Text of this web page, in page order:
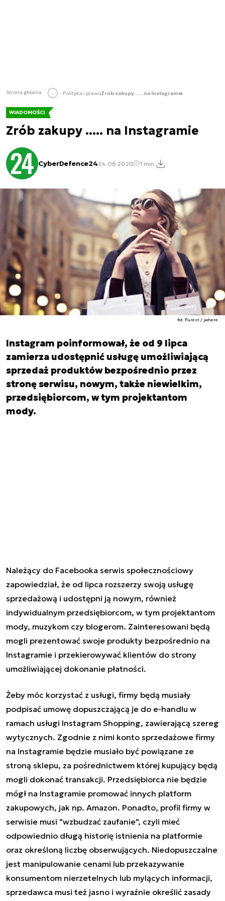
Strona główna Polityka i prawoZrób zakupy ..... na Instagramie
WIADOMOŚCI
Zrób zakupy ..... na Instagramie
CyberDefence2424.06.2020 1 min.
fot. Purest / pxhere
Instagram poinformował, że od 9 lipca
zamierza udostępnić usługę umożliwiającą
sprzedaż produktów bezpośrednio przez
stronę serwisu, nowym, także niewielkim,
przedsiębiorcom, w tym projektantom
mody.
Należący do Facebooka serwis społecznościowy
zapowiedział, że od lipca rozszerzy swoją usługę
sprzedażową i udostępni ją nowym, również
indywidualnym przedsiębiorcom, w tym projektantom
mody, muzykom czy blogerom. Zainteresowani będą
mogli prezentować swoje produkty bezpośrednio na
Instagramie i przekierowywać klientów do strony
umożliwiającej dokonanie płatności.
Żeby móc korzystać z usługi, firmy będą musiały
podpisać umowę dopuszczającą je do e-handlu w
ramach usługi Instagram Shopping, zawierającą szereg
wytycznych. Zgodnie z nimi konto sprzedażowe firmy
na Instagramie będzie musiało być powiązane ze
stroną sklepu, za pośrednictwem której kupujący będą
mogli dokonać transakcji. Przedsiębiorca nie będzie
mógł na Instagramie promować innych platform
zakupowych, jak np. Amazon. Ponadto, profil firmy w
serwisie musi "wzbudzać zaufanie", czyli mieć
odpowiednio długą historię istnienia na platformie
oraz określoną liczbę obserwujących. Niedopuszczalne
jest manipulowanie cenami lub przekazywanie
konsumentom nierzetelnych lub mylących informacji,
sprzedawca musi też jasno i wyraźnie określić zasady